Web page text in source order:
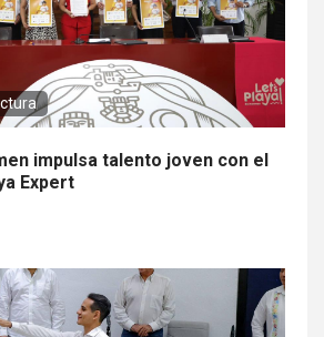
impulsa talento joven con el
Expert